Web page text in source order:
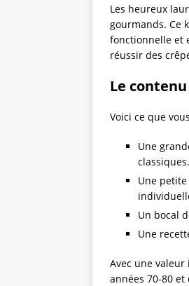
Les heureux
gourmands. Ce
fonctionnelle et
réussir des
Le
Voici ce que
Une
classiques.
Une
Un bocal
Une
Avec une
années 70-80